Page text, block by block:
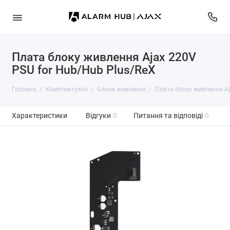
Плата блоку живлення Ajax 220V
PSU for Hub/Hub Plus/ReX
Головна Комплектуючі Блоки живлення Плата блоку живлення
Характеристики Відгуки 0 Питання та відповіді 0